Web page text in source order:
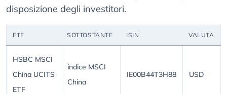
disposizione degli investitori.
ETF SOTTOSTANTE ISIN VALUTA
HSBC MSCI
China UCITS
ETF
indice MSCI
China
IE00B44T3H88 USD